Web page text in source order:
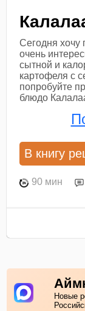
Сегодня
очень
сытной и
картофеля с
попробуйте
блюдо
В книгу
90 мин
Новые